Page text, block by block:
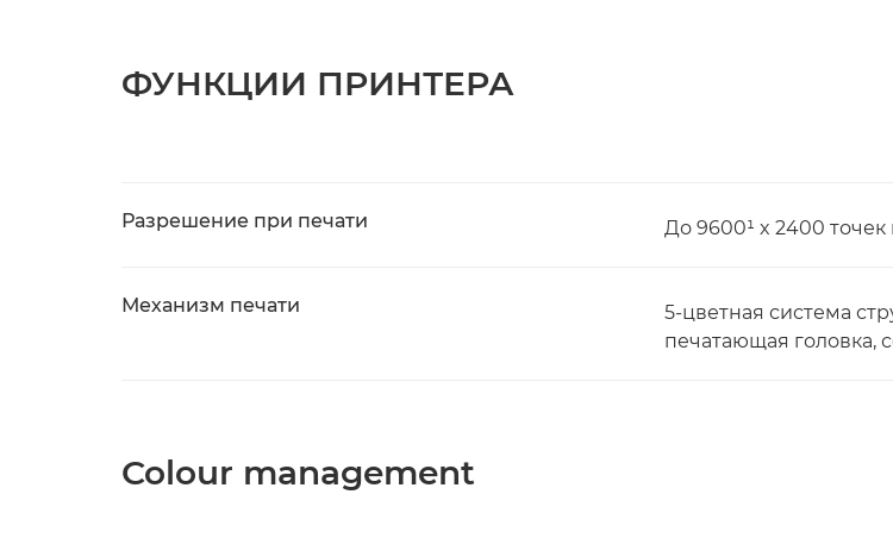
ФУНКЦИИ ПРИНТЕРА
Разрешение при печати До 9600¹ x 2400
Механизм печати
5-цветная система
печатающая головка,
Colour management